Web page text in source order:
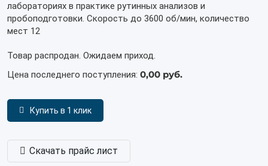
лабораториях в практике рутинных анализов и
пробоподготовки. Скорость до 3600 об/мин, количество
мест 12
Товар распродан. Ожидаем приход.
Цена последнего поступления: 0,00 руб.
Купить в 1 клик
Скачать прайс лист